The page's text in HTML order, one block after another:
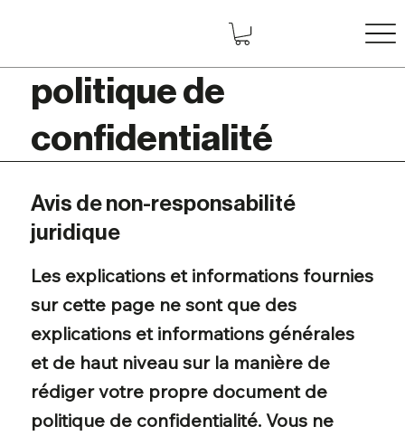
politique de
confidentialité
Avis de non-responsabilité
juridique
Les explications et informations fournies
sur cette page ne sont que des
explications et informations générales
et de haut niveau sur la manière de
rédiger votre propre document de
politique de confidentialité. Vous ne